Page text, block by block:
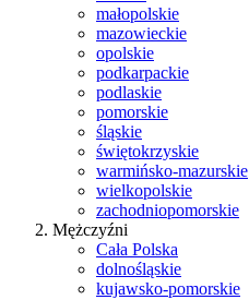
małopolskie
mazowieckie
opolskie
podkarpackie
podlaskie
pomorskie
śląskie
świętokrzyskie
warmińsko-mazurskie
wielkopolskie
zachodniopomorskie
Mężczyźni
Cała Polska
dolnośląskie
kujawsko-pomorskie